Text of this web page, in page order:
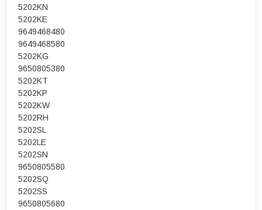
5202KN
5202KE
9649468480
9649468580
5202KG
9650805380
5202KT
5202KP
5202KW
5202RH
5202SL
5202LE
5202SN
9650805580
5202SQ
5202SS
9650805680